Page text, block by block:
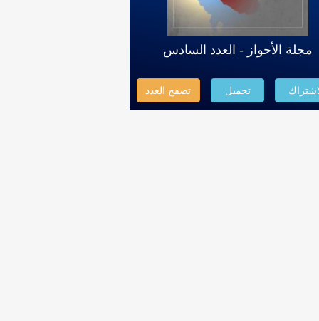
مجلة الأحواز - العدد السادس
تصفح العدد تحميل